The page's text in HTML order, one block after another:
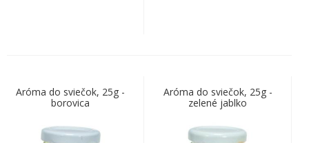
Aróma do sviečok, 25g -
borovica
Aróma do sviečok, 25g -
zelené jablko